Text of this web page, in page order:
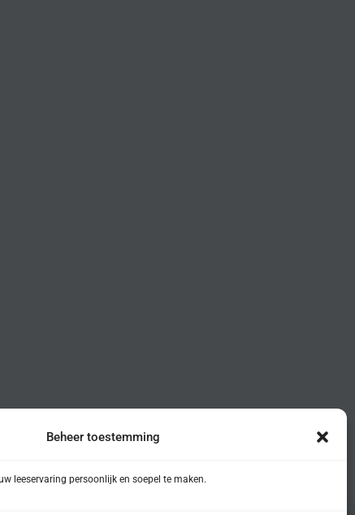
Beheer toestemming
leeservaring persoonlijk en soepel te maken.